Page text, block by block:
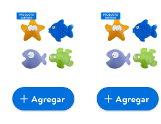
Agregar Agregar